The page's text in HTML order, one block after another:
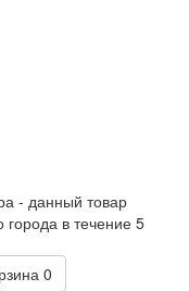
- данный товар
города в течение 5
0